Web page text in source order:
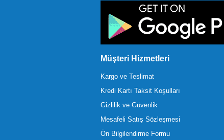
Müşteri Hizmetleri
Kargo ve Teslimat
Kredi Kartı Taksit Koşulları
Gizlilik ve Güvenlik
Mesafeli Satış Sözleşmesi
Ön Bilgilendirme Formu